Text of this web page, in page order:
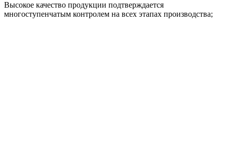
Высокое качество продукции подтверждается
многоступенчатым контролем на всех этапах производства;